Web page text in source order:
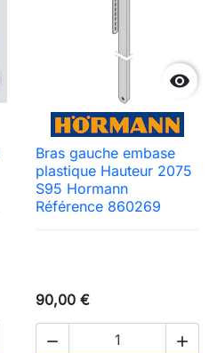

Bras gauche embase
plastique Hauteur 2075
S95 Hormann
Référence 860269
90,00 €
 